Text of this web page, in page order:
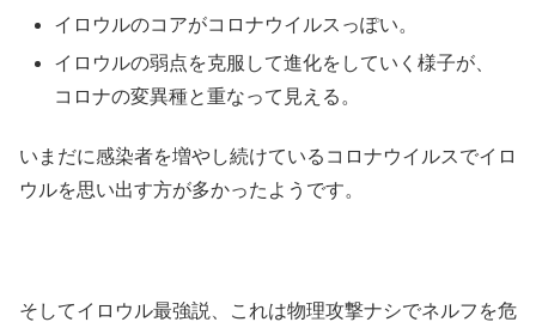
イロウルのコアがコロナウイルスっぽい。
イロウルの弱点を克服して進化をしていく様子が、
コロナの変異種と重なって見える。
いまだに感染者を増やし続けているコロナウイルスでイロ
ウルを思い出す方が多かったようです。
そしてイロウル最強説、これは物理攻撃ナシでネルフを危